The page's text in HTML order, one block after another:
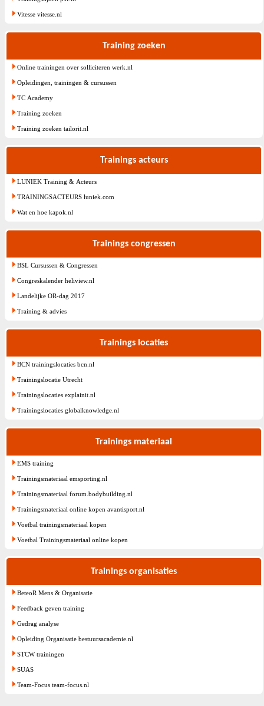
Vitesse vitesse.nl
Training zoeken
Online trainingen over solliciteren werk.nl
Opleidingen, trainingen & cursussen
TC Academy
Training zoeken
Training zoeken tailorit.nl
Trainings acteurs
LUNIEK Training & Acteurs
TRAININGSACTEURS luniek.com
Wat en hoe kapok.nl
Trainings congressen
BSL Cursussen & Congressen
Congreskalender heliview.nl
Landelijke OR-dag 2017
Training & advies
Trainings locaties
BCN trainingslocaties bcn.nl
Trainingslocatie Utrecht
Trainingslocaties explainit.nl
Trainingslocaties globalknowledge.nl
Trainings materiaal
EMS training
Trainingsmateriaal emsporting.nl
Trainingsmateriaal forum.bodybuilding.nl
Trainingsmateriaal online kopen avantisport.nl
Voetbal trainingsmateriaal kopen
Voetbal Trainingsmateriaal online kopen
Trainings organisaties
BeteoR Mens & Organisatie
Feedback geven training
Gedrag analyse
Opleiding Organisatie bestuursacademie.nl
STCW trainingen
SUAS
Team-Focus team-focus.nl